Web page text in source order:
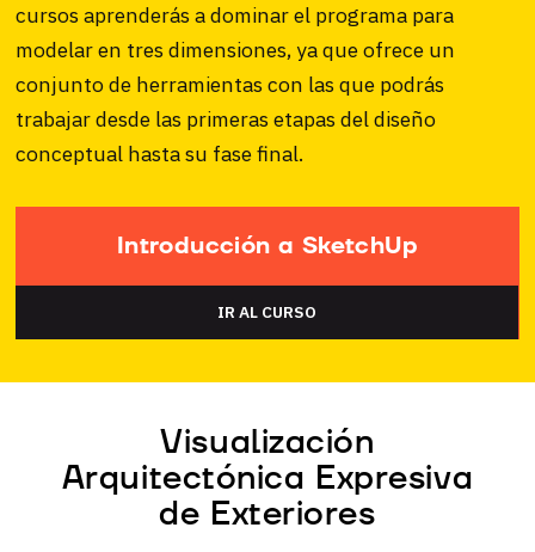
cursos aprenderás a dominar el programa para
modelar en tres dimensiones, ya que ofrece un
conjunto de herramientas con las que podrás
trabajar desde las primeras etapas del diseño
conceptual hasta su fase final.
Introducción a SketchUp
IR AL CURSO
Visualización
Arquitectónica Expresiva
de Exteriores